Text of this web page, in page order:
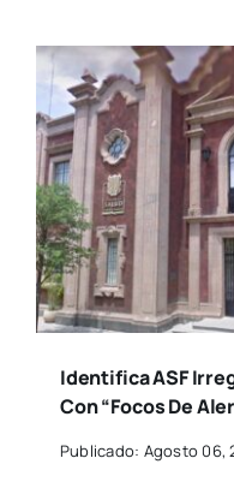
Identifica ASF
Con “focos De
Publicado: Agosto 06,